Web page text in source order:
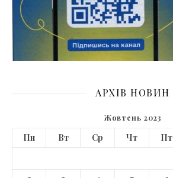
АРХІВ НОВИН
Жовтень 2023
Пн Вт Ср Чт Пт